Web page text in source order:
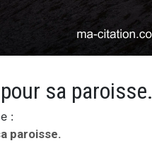
sa paroisse.
:
paroisse.